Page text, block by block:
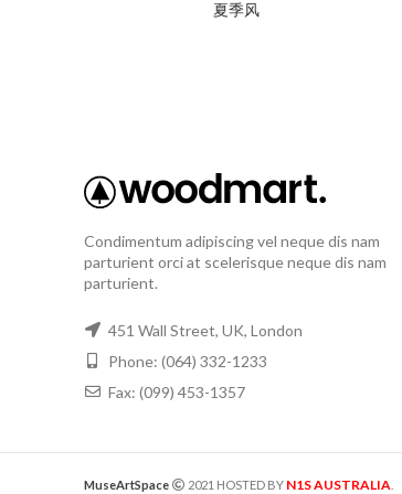
夏季风
Condimentum adipiscing vel neque dis nam
parturient orci at scelerisque neque dis nam
parturient.
451 Wall Street, UK, London
Phone: (064) 332-1233
Fax: (099) 453-1357
MuseArtSpace 2021 HOSTED BY N1S AUSTRALIA